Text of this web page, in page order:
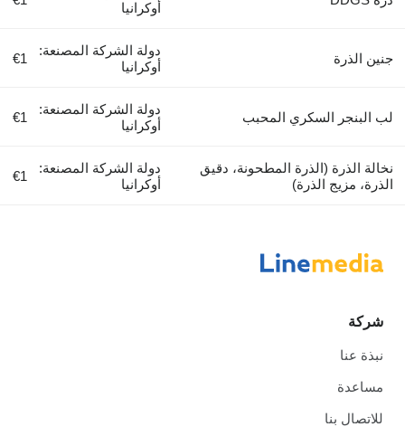
أوكرانيا
جنين الذرة
دولة الشركة المصنعة:
أوكرانيا
€1
لب البنجر السكري المحبب
دولة الشركة المصنعة:
أوكرانيا
€1
نخالة الذرة (الذرة المطحونة، دقيق
الذرة، مزيج الذرة)
دولة الشركة المصنعة:
أوكرانيا
€1
شركة
نبذة عنا
مساعدة
للاتصال بنا